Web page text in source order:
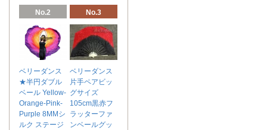
No.2
ベリーダンス
★半円ダブル
ベール Yellow-
Orange-Pink-
Purple 8MMシ
ルク ステージ
No.3
ベリーダンス
片手ペアビッ
グサイズ
105cm黒赤フ
ラッターファ
ンベールグッ